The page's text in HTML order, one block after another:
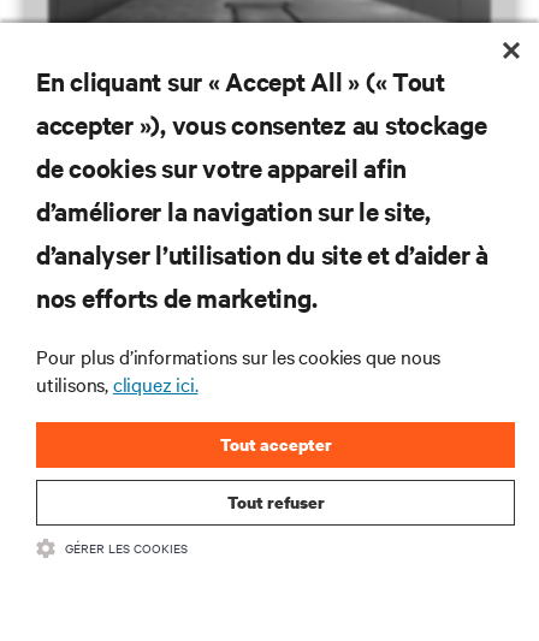
RESSOURCES
SUPPORT
SOCIÉTÉ
En cliquant sur « Accept All » (« Tout
accepter »), vous consentez au stockage
de cookies sur votre appareil afin
d’améliorer la navigation sur le site,
d’analyser l’utilisation du site et d’aider à
nos efforts de marketing.
Pour plus d’informations sur les cookies que nous
utilisons,cliquez ici.
Tout refuser
Tout accepter
GÉRER LES COOKIES